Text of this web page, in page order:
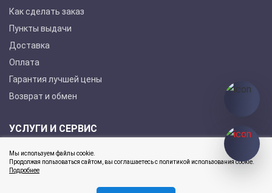
Как сделать заказ
Пункты выдачи
Доставка
Оплата
Гарантия лучшей цены
Возврат и обмен
УСЛУГИ И СЕРВИС
Гарантийное обслуживание
Мы используем файлы cookie.
Продолжая пользоваться сайтом, вы соглашаетесь с политикой использования cookie.
Подробнее